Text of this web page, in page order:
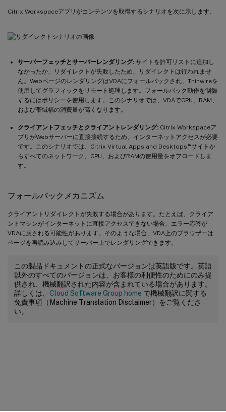
Citrix Workspaceアプリがコンテンツを取得するシナリオを次に示します。
サーバーフェッチとサーバーレンダリング: サイトを許可リストに追加し
なかったか、リダイレクトが失敗したため、リダイレクトは行われませ
ん。WebページのレンダリングはVDAにフォールバックされ、Thinwireを
使用してグラフィックをリモート処理します。フォールバック動作を制御
するにはポリシーを使用します。このシナリオでは、VDAでCPU、RAM、
および帯域幅の消費量が高くなります。
クライアントフェッチとクライアントレンダリング: Citrix Workspaceア
プリがWebサーバーに直接接続するため、インターネットアクセスが必要
です。このシナリオでは、Citrix Virtual Apps and Desktops ™サイトか
らすべてのネットワーク、CPU、およびRAMの使用量をオフロードしま
す。
フォールバックメカニズム
クライアントリダイレクトが失敗する場合があります。たとえば、クライア
ントマシンがインターネットに直接アクセスできない場合、エラー応答が
VDAに戻される可能性があります。そのような場合、VDA上のブラウザーは
ページを再読み込みしてサーバー上でレンダリングできます。
この製品ドキュメントの正式なバージョンは英語版です。英語
以外のすべてのバージョンは、お客様の利便性のためにのみ提
供され、機械翻訳された内容が含まれている場合があります。
詳しくは、 Cloud Software Group home で機械翻訳に関する
免責事項（Machine Translation Disclaimer）をご覧くださ
い。